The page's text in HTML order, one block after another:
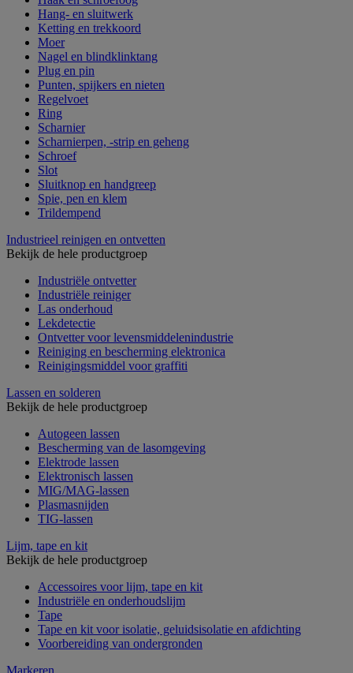
Hang- en sluitwerk
Ketting en trekkoord
Moer
Nagel en blindklinktang
Plug en pin
Punten, spijkers en nieten
Regelvoet
Ring
Scharnier
Scharnierpen, -strip en geheng
Schroef
Slot
Sluitknop en handgreep
Spie, pen en klem
Trildempend
Industrieel reinigen en ontvetten
Bekijk de hele productgroep
Industriële ontvetter
Industriële reiniger
Las onderhoud
Lekdetectie
Ontvetter voor levensmiddelenindustrie
Reiniging en bescherming elektronica
Reinigingsmiddel voor graffiti
Lassen en solderen
Bekijk de hele productgroep
Autogeen lassen
Bescherming van de lasomgeving
Elektrode lassen
Elektronisch lassen
MIG/MAG-lassen
Plasmasnijden
TIG-lassen
Lijm, tape en kit
Bekijk de hele productgroep
Accessoires voor lijm, tape en kit
Industriële en onderhoudslijm
Tape
Tape en kit voor isolatie, geluidsisolatie en afdichting
Voorbereiding van ondergronden
Markeren